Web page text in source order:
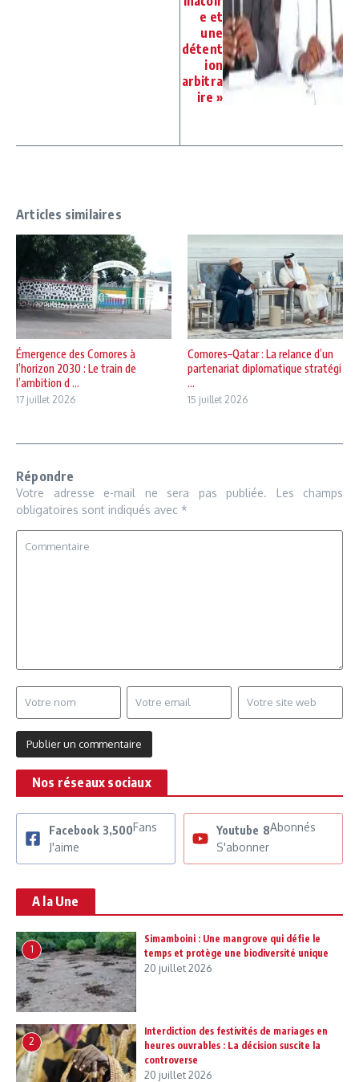
e et
une
détent
ion
arbitra
ire »
Articles similaires
Émergence des Comores à
l’horizon 2030 : Le train de
l’ambition d ...
17 juillet 2026
Comores–Qatar : La relance d’un
partenariat diplomatique stratégi
...
15 juillet 2026
Répondre
Votre adresse e-mail ne sera pas publiée.
Les champs
obligatoires sont indiqués avec *
Nos réseaux sociaux
Facebook 3,500Fans
J'aime
Youtube 8Abonnés
S'abonner
A la Une
1
Simamboini : Une mangrove qui défie le
temps et protège une biodiversité unique
20 juillet 2026
2
Interdiction des festivités de mariages en
heures ouvrables : La décision suscite la
controverse
20 juillet 2026